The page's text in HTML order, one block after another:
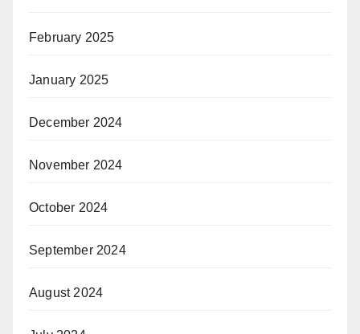
February 2025
January 2025
December 2024
November 2024
October 2024
September 2024
August 2024